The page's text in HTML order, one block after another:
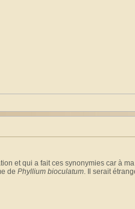
et qui a fait ces synonymies car à
de Phyllium bioculatum. Il serait